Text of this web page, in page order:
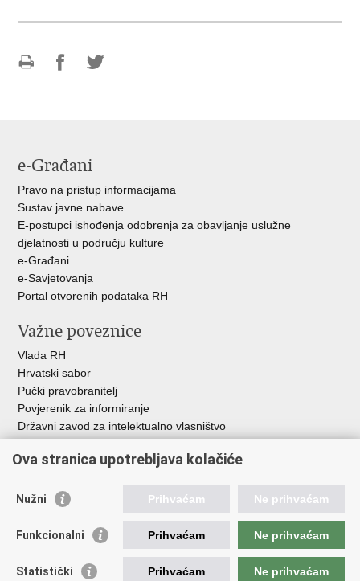
e-Građani
Pravo na pristup informacijama
Sustav javne nabave
E-postupci ishođenja odobrenja za obavljanje uslužne
djelatnosti u području kulture
e-Građani
e-Savjetovanja
Portal otvorenih podataka RH
Važne poveznice
Vlada RH
Hrvatski sabor
Pučki pravobranitelj
Povjerenik za informiranje
Državni zavod za intelektualno vlasništvo
HAKOM
Ostale poveznice
Hrvatski audiovizualni centar
Creative Europe
Ova stranica upotrebljava kolačiće
Nužni Prihvaćam Ne prihvaćam
Funkcionalni Prihvaćam Ne prihvaćam
Statistički Prihvaćam Ne prihvaćam